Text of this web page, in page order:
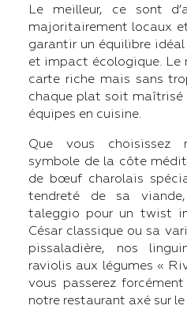
Le meilleur, ce sont
majoritairement locaux
garantir un équilibre
et impact écologique. Le
carte riche mais sans
chaque plat soit maîtrisé
équipes en cuisine.
Que vous choisissez
symbole de la côte
de bœuf charolais
tendreté de sa
taleggio pour un twist
César classique ou sa
pissaladière, nos
raviolis aux légumes «
vous passerez
notre restaurant axé sur